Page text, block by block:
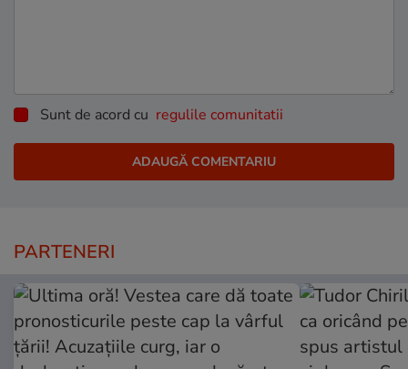
Sunt de acord cu regulile comunitatii
PARTENERI